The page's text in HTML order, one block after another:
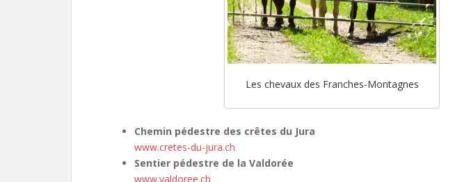
Les chevaux des Franches-Montagnes
Chemin pédestre des crêtes du Jura
www.cretes-du-jura.ch
Sentier pédestre de la Valdorée
www.valdoree.ch